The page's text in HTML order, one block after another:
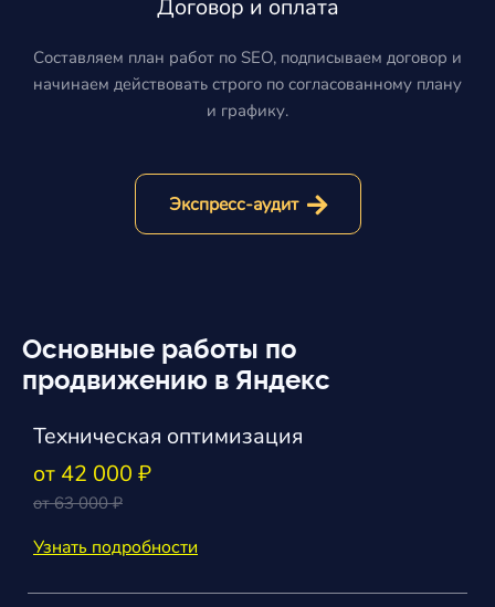
Договор и оплата
Составляем план работ по SEO, подписываем договор и
начинаем действовать строго по согласованному плану
и графику.
Экспресс-аудит
Основные работы по
продвижению в Яндекс
Техническая оптимизация
от 42 000 ₽
от 63 000 ₽
Узнать подробности